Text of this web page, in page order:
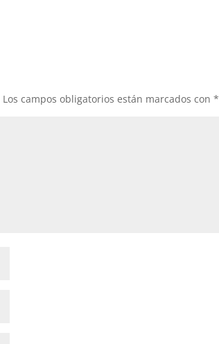
Los campos obligatorios están marcados con*